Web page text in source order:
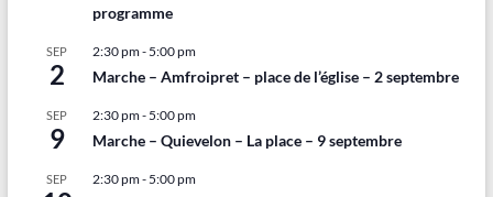
programme
SEP
2
2:30 pm- 5:00 pm
Marche – Amfroipret – place de l’église – 2 septembre
SEP
9
2:30 pm- 5:00 pm
Marche – Quievelon – La place – 9 septembre
SEP 2:30 pm- 5:00 pm